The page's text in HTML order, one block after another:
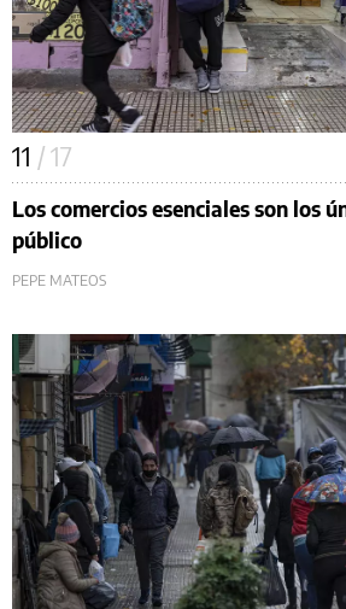
11 / 17
Los comercios esenciales son los
público
PEPE MATEOS